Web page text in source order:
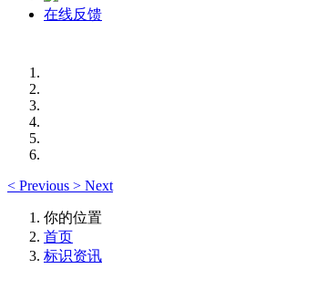
在线反馈
< Previous > Next
你的位置
首页
标识资讯